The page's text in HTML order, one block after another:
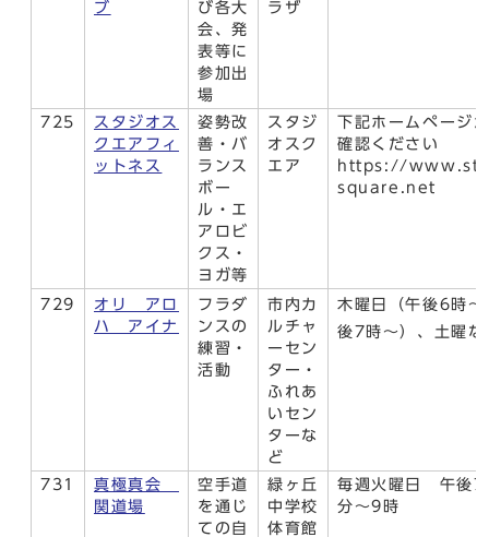
ブ
び各大
会、発
表等に
参加出
場
ラザ
725
スタジオス
クエアフィ
ットネス
姿勢改
善・バ
ランス
ボー
ル・エ
アロビ
クス・
ヨガ等
スタジ
オスク
エア
下記ホームページ
確認ください
https://
square.net
729
オリ アロ
ハ アイナ
フラダ
ンスの
練習・
活動
市内カ
ルチャ
ーセン
ター・
ふれあ
いセン
ターな
ど
木曜日（午後6時～
後7時～）、土曜な
731
真極真会
関道場
空手道
を通じ
ての自
緑ヶ丘
中学校
体育館
毎週火曜日 午後7
分〜9時